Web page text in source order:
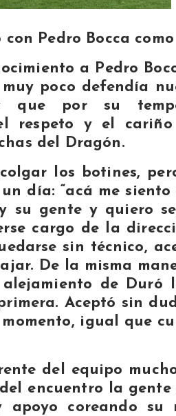
Pedro Bocca
a Pedro
poco defendía
por su
respeto y el
del Dragón.
los botines,
día: “acá me siento
su gente y quiero
cargo de la
sin técnico,
De la misma
de Duró
Aceptó sin
igual que
del equipo
encuentro la
apoyo coreando su